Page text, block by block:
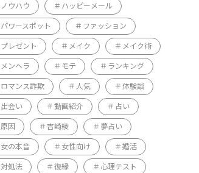
ノウハウ ハッピーメール
パワースポット ファッション
プレゼント メイク メイク術
メンヘラ モテ ランキング
ロマンス詐欺 人気 体験談
出会い 動画紹介 占い
原因 吉崎綾 夢占い
女の本音 女性向け 婚活
対処法 復縁 心理テスト